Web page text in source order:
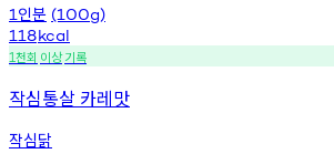
1 인분 (100g)
118kcal
1천회 이상기록
작심통살 카레맛
작심닭